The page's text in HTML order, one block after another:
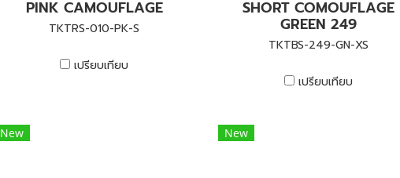
PINK CAMOUFLAGE
TKTRS-010-PK-S
เปรียบเทียบ
SHORT COMOUFLAGE
GREEN 249
TKTBS-249-GN-XS
เปรียบเทียบ
New New